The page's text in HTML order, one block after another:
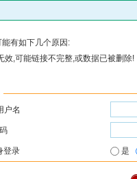
有如下几个原因:
效,可能链接不完整,或数据已被删除!
户名
登录 是